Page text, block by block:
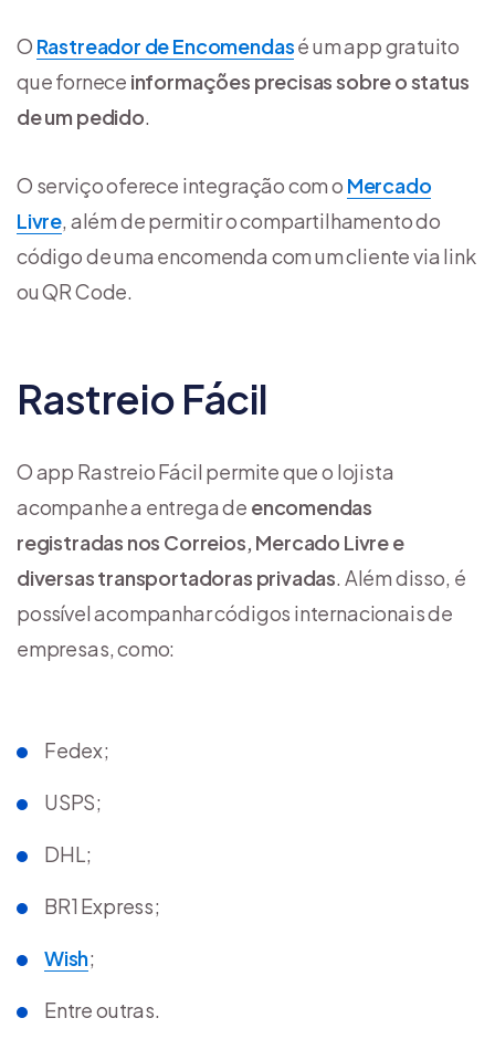
O Rastreador de Encomendasé um app gratuito
que fornece informações precisas sobre o status
de um pedido.
O serviço oferece integração com o Mercado
Livre, além de permitir o compartilhamento do
código de uma encomenda com um cliente via link
ou QR Code.
Rastreio Fácil
O app Rastreio Fácil permite que o lojista
acompanhe a entrega de encomendas
registradas nos Correios, Mercado Livre e
diversas transportadoras privadas. Além disso, é
possível acompanhar códigos internacionais de
empresas, como:
Fedex;
USPS;
DHL;
BR1 Express;
Wish;
Entre outras.